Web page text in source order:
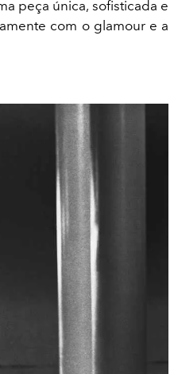
peça única, sofisticada e
com o glamour e a